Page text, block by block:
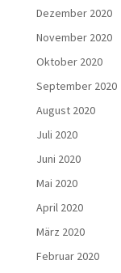
Dezember 2020
November 2020
Oktober 2020
September 2020
August 2020
Juli 2020
Juni 2020
Mai 2020
April 2020
März 2020
Februar 2020